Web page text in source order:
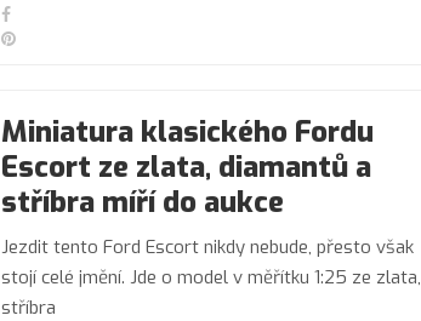
Miniatura klasického Fordu
Escort ze zlata, diamantů a
stříbra míří do aukce
Jezdit tento Ford Escort nikdy nebude, přesto však
stojí celé jmění. Jde o model v měřítku 1:25 ze zlata,
stříbra